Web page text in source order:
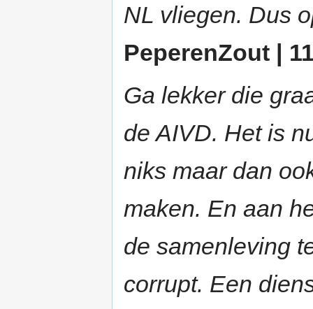
NL vliegen. Dus
PeperenZout |
Ga lekker die
de AIVD. Het is
niks maar dan
maken. En aan
de samenleving
corrupt. Een